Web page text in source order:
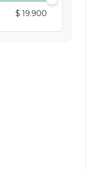
$ 19.900